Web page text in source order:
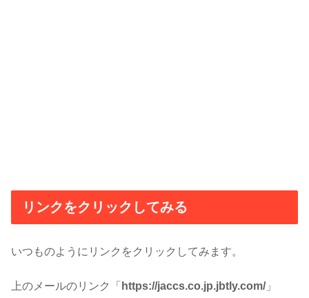
リンクをクリックしてみる
いつものようにリンクをクリックしてみます。
上のメールのリンク「 https://jaccs.co.jp.jbtly.com/」